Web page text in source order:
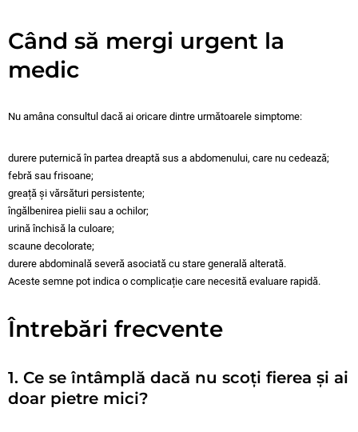
Când să mergi urgent la
medic
Nu amâna consultul dacă ai oricare dintre următoarele simptome:
durere puternică în partea dreaptă sus a abdomenului, care nu cedează;
febră sau frisoane;
greață și vărsături persistente;
îngălbenirea pielii sau a ochilor;
urină închisă la culoare;
scaune decolorate;
durere abdominală severă asociată cu stare generală alterată.
Aceste semne pot indica o complicație care necesită evaluare rapidă.
Întrebări frecvente
1. Ce se întâmplă dacă nu scoți fierea și ai
doar pietre mici?